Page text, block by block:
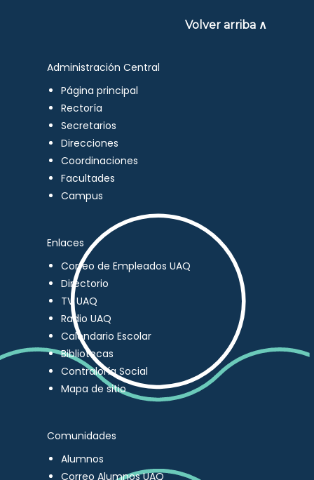
Volver arriba ∧
Administración Central
Página principal
Rectoría
Secretarios
Direcciones
Coordinaciones
Facultades
Campus
Enlaces
Correo de Empleados UAQ
Directorio
TV UAQ
Radio UAQ
Calendario Escolar
Bibliotecas
Contraloría Social
Mapa de sitio
Comunidades
Alumnos
Correo Alumnos UAQ